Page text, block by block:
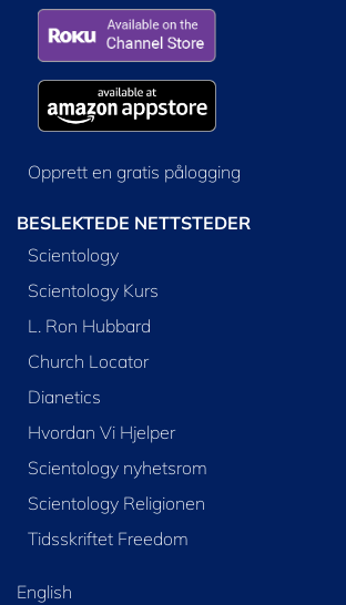
Opprett en gratis pålogging
BESLEKTEDE NETTSTEDER
Scientology
Scientology Kurs
L. Ron Hubbard
Church Locator
Dianetics
Hvordan Vi Hjelper
Scientology nyhetsrom
Scientology Religionen
Tidsskriftet Freedom
English